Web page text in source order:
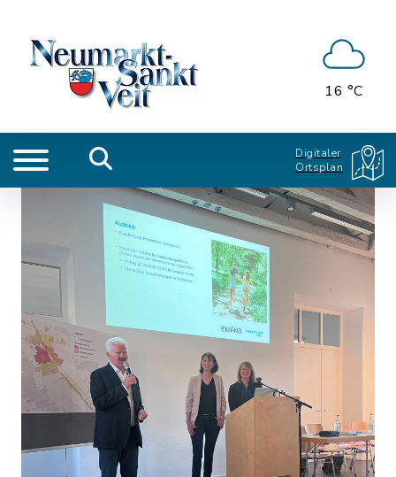
16 °C
Digitaler
Ortsplan